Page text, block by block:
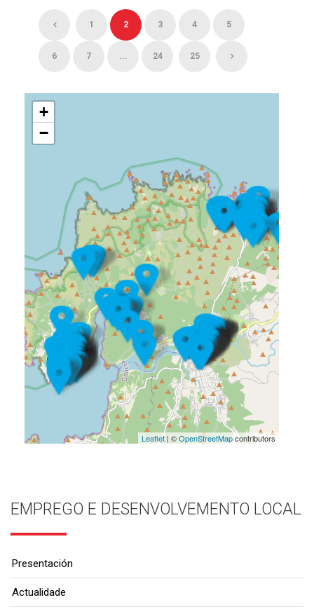
1 2 3 4 5
6 7 ... 24 25
+
−
Leaflet| ©OpenStreetMapcontributors
EMPREGO E DESENVOLVEMENTO LOCAL
Presentación
Actualidade